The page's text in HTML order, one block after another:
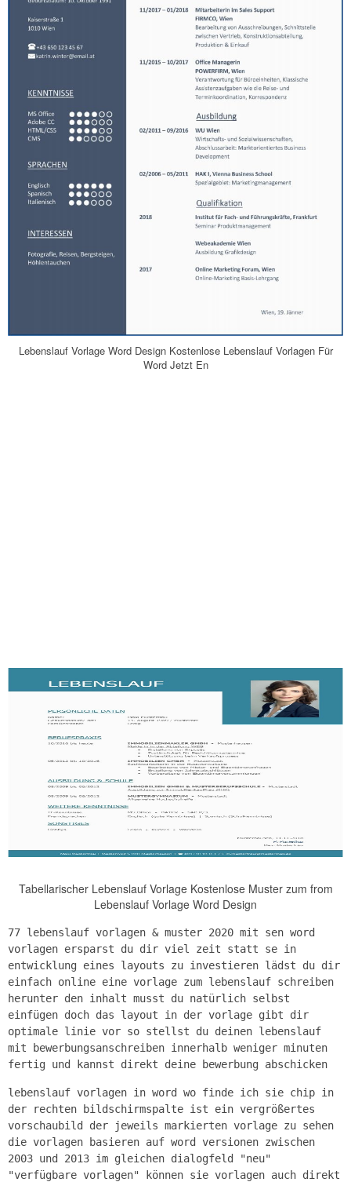
Lebenslauf Vorlage Word Design Kostenlose Lebenslauf Vorlagen Für
Word Jetzt En
Tabellarischer Lebenslauf Vorlage Kostenlose Muster zum from
Lebenslauf Vorlage Word Design
77 lebenslauf vorlagen & muster 2020 mit sen word
vorlagen ersparst du dir viel zeit statt se in
entwicklung eines layouts zu investieren lädst du dir
einfach online eine vorlage zum lebenslauf schreiben
herunter den inhalt musst du natürlich selbst
einfügen doch das layout in der vorlage gibt dir
optimale linie vor so stellst du deinen lebenslauf
mit bewerbungsanschreiben innerhalb weniger minuten
fertig und kannst direkt deine bewerbung abschicken
lebenslauf vorlagen in word wo finde ich sie chip in
der rechten bildschirmspalte ist ein vergrößertes
vorschaubild der jeweils markierten vorlage zu sehen
die vorlagen basieren auf word versionen zwischen
2003 und 2013 im gleichen dialogfeld "neu"
"verfügbare vorlagen" können sie vorlagen auch direkt